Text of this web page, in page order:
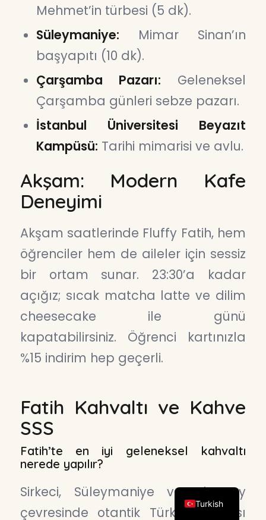
Mehmet’in türbesi (5 dk).
Süleymaniye: Mimar Sinan’ın
başyapıtı (10 dk).
Çarşamba Pazarı: Geleneksel
Çarşamba günleri sebze pazarı.
İstanbul Üniversitesi Beyazıt
Kampüsü: Tarihi mimarisi ve avlu.
Akşam: Modern Kafe
Deneyimi
Akşam saatlerinde Fluffy Fatih, hem
öğrenciler hem de aileler için sessiz
bir ortam sunar. 23:30’a kadar
açığız; sıcak matcha latte ve dilim
cheesecake ile günü
kapatabilirsiniz. Öğrenci kartınızla
%15 indirim hep geçerli.
Fatih Kahvaltı ve Kahve
SSS
Fatih’te en iyi geleneksel kahvaltı
nerede yapılır?
Sirkeci, Süleymaniye ve Aksaray
çevresinde otantik Türk kahvaltısı
Turkish